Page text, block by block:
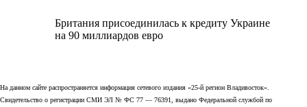
Британия присоединилась к кредиту Украине
на 90 миллиардов евро
На данном сайте распространяется информация сетевого издания «25-й регион Владивосток».
Свидетельство о регистрации СМИ ЭЛ № ФС 77 — 76391, выдано Федеральной службой по